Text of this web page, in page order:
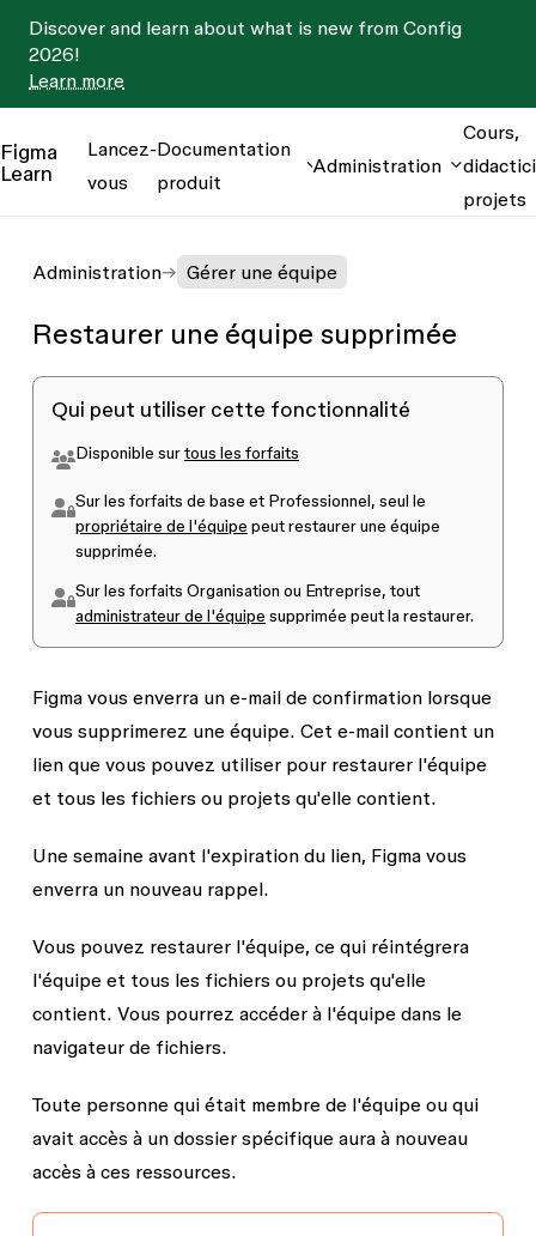
Discover and learn about what is new from Config
2026!
Learn more
Figma
Learn
Lancez-
vous
Documentation
produit
Administration
Cours,
projets
Administration Gérer une équipe
Restaurer une équipe supprimée
Qui peut utiliser cette fonctionnalité
Disponible surtous les forfaits
Sur les forfaits de base et Professionnel, seul le
propriétaire de l'équipe peut restaurer une équipe
supprimée.
Sur les forfaits Organisation ou Entreprise, tout
administrateur de l'équipe supprimée peut la restaurer.
Figma vous enverra un e-mail de confirmation lorsque
vous supprimerez une équipe. Cet e-mail contient un
lien que vous pouvez utiliser pour restaurer l'équipe
et tous les fichiers ou projets qu'elle contient.
Une semaine avant l'expiration du lien, Figma vous
enverra un nouveau rappel.
Vous pouvez restaurer l'équipe, ce qui réintégrera
l'équipe et tous les fichiers ou projets qu'elle
contient. Vous pourrez accéder à l'équipe dans le
navigateur de fichiers.
Toute personne qui était membre de l'équipe ou qui
avait accès à un dossier spécifique aura à nouveau
accès à ces ressources.